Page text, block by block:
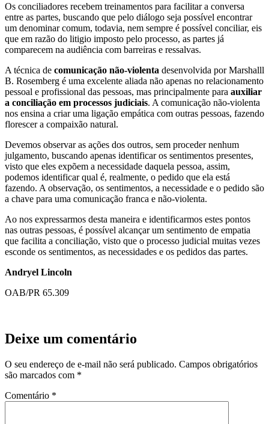
Os conciliadores recebem treinamentos para facilitar a conversa
entre as partes, buscando que pelo diálogo seja possível encontrar
um denominar comum, todavia, nem sempre é possível conciliar, eis
que em razão do litigio imposto pelo processo, as partes já
comparecem na audiência com barreiras e ressalvas.
A técnica de comunicação não-violenta desenvolvida por Marshalll
B. Rosemberg é uma excelente aliada não apenas no relacionamento
pessoal e profissional das pessoas, mas principalmente para auxiliar
a conciliação em processos judiciais. A comunicação não-violenta
nos ensina a criar uma ligação empática com outras pessoas, fazendo
florescer a compaixão natural.
Devemos observar as ações dos outros, sem proceder nenhum
julgamento, buscando apenas identificar os sentimentos presentes,
visto que eles expõem a necessidade daquela pessoa, assim,
podemos identificar qual é, realmente, o pedido que ela está
fazendo. A observação, os sentimentos, a necessidade e o pedido são
a chave para uma comunicação franca e não-violenta.
Ao nos expressarmos desta maneira e identificarmos estes pontos
nas outras pessoas, é possível alcançar um sentimento de empatia
que facilita a conciliação, visto que o processo judicial muitas vezes
esconde os sentimentos, as necessidades e os pedidos das partes.
Andryel Lincoln
OAB/PR 65.309
Deixe um comentário
O seu endereço de e-mail não será publicado. Campos obrigatórios
são marcados com *
Comentário *